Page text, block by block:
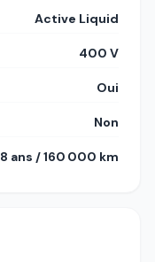
Active Liquid
400 V
Oui
Non
8 ans / 160 000 km